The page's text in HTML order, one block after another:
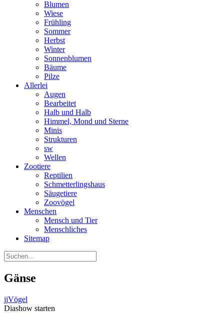
Blumen
Wiese
Frühling
Sommer
Herbst
Winter
Sonnenblumen
Bäume
Pilze
Allerlei
Augen
Bearbeitet
Halb und Halb
Himmel, Mond und Sterne
Minis
Strukturen
sw
Wellen
Zootiere
Reptilien
Schmetterlingshaus
Säugetiere
Zoovögel
Menschen
Mensch und Tier
Menschliches
Sitemap
Gänse
jjVögel
Diashow starten